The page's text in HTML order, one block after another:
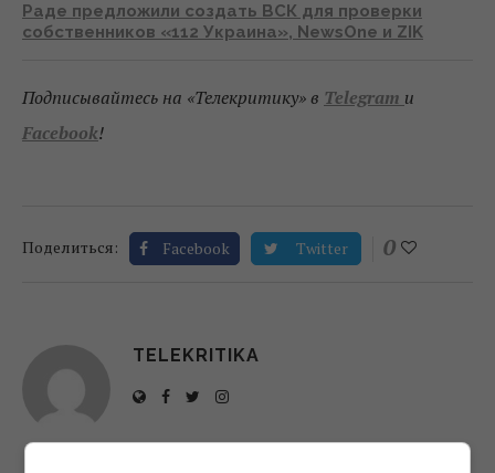
Раде предложили создать ВСК для проверки
собственников «112 Украина», NewsOne и ZIK
Подписывайтесь на «Телекритику» в Telegram и
Facebook!
Поделиться: Facebook Twitter 0
TELEKRITIKA